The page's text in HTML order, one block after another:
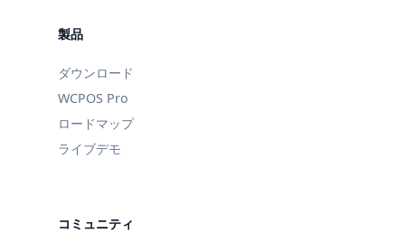
製品
ダウンロード
WCPOS Pro
ロードマップ
ライブデモ
コミュニティ